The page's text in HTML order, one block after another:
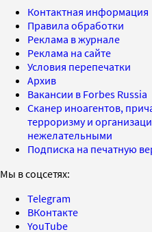
Контактная информация
Правила обработки
Реклама в журнале
Реклама на сайте
Условия перепечатки
Архив
Вакансии в Forbes Russia
Сканер иноагентов,
терроризму и
нежелательными
Подписка на печатную
Мы в соцсетях:
Telegram
ВКонтакте
YouTube